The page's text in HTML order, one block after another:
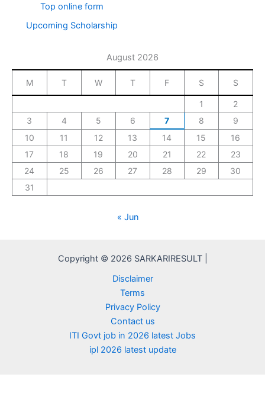
Top online form
Upcoming Scholarship
August 2026
M T W T F S S
1
2
3
4 5 6 7 8
9
10
11 12 13 14 15
16
17
18 19 20 21 22
23
24
25 26 27 28 29
30
31
« Jun
Copyright © 2026 SARKARIRESULT |
Disclaimer
Terms
Privacy Policy
Contact us
ITI Govt job in 2026 latest Jobs
ipl 2026 latest update